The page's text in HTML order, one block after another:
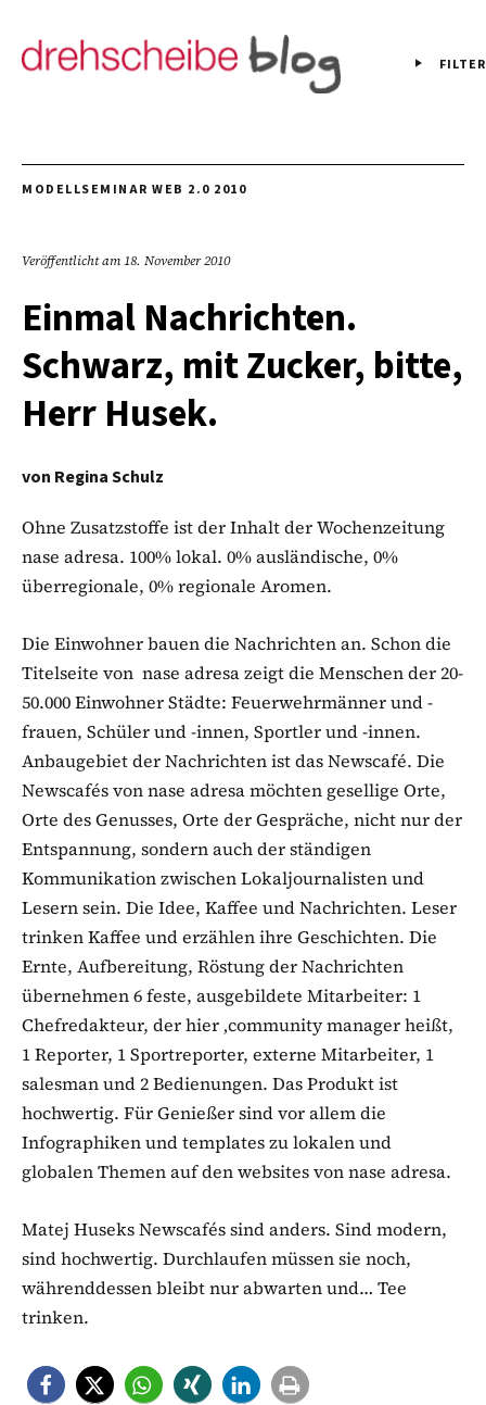
FILTER
MODELLSEMINAR WEB 2.0 2010
Veröffentlicht am18. November 2010
Einmal Nachrichten.
Schwarz, mit Zucker, bitte,
Herr Husek.
von Regina Schulz
Ohne Zusatzstoffe ist der Inhalt der Wochenzeitung
nase adresa. 100% lokal. 0% ausländische, 0%
überregionale, 0% regionale Aromen.
Die Einwohner bauen die Nachrichten an. Schon die
Titelseite von nase adresa zeigt die Menschen der 20-
50.000 Einwohner Städte: Feuerwehrmänner und -
frauen, Schüler und -innen, Sportler und -innen.
Anbaugebiet der Nachrichten ist das Newscafé. Die
Newscafés von nase adresa möchten gesellige Orte,
Orte des Genusses, Orte der Gespräche, nicht nur der
Entspannung, sondern auch der ständigen
Kommunikation zwischen Lokaljournalisten und
Lesern sein. Die Idee, Kaffee und Nachrichten. Leser
trinken Kaffee und erzählen ihre Geschichten. Die
Ernte, Aufbereitung, Röstung der Nachrichten
übernehmen 6 feste, ausgebildete Mitarbeiter: 1
Chefredakteur, der hier ‚community manager heißt,
1 Reporter, 1 Sportreporter, externe Mitarbeiter, 1
salesman und 2 Bedienungen. Das Produkt ist
hochwertig. Für Genießer sind vor allem die
Infographiken und templates zu lokalen und
globalen Themen auf den websites von nase adresa.
Matej Huseks Newscafés sind anders. Sind modern,
sind hochwertig. Durchlaufen müssen sie noch,
währenddessen bleibt nur abwarten und… Tee
trinken.